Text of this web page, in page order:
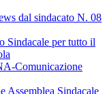
dal sindacato N. 08
Sindacale per tutto il
Comunicazione
Assemblea Sindacale